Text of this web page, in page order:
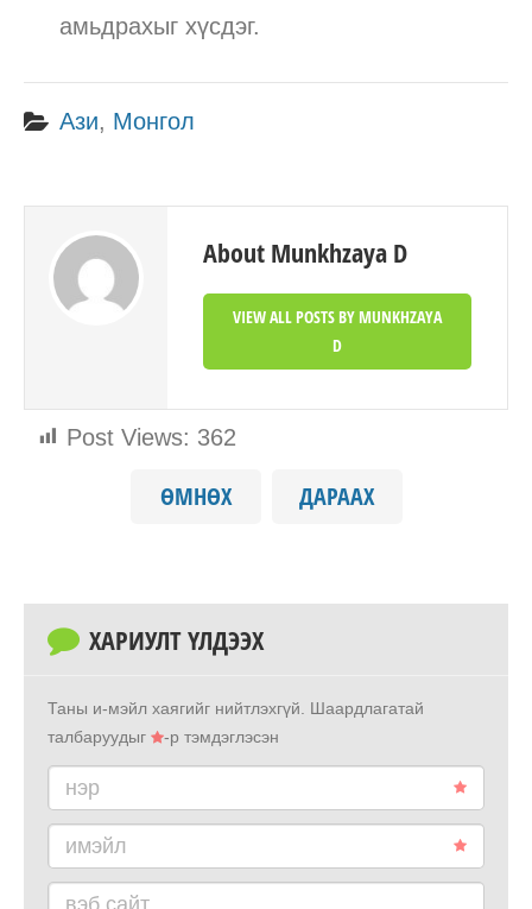
амьдрахыг хүсдэг.
Post Views: 362
Ази, Монгол
About Munkhzaya D
VIEW ALL POSTS BY MUNKHZAYA
D
ӨМНӨХ ДАРААХ
ХАРИУЛТ ҮЛДЭЭХ
Таны и-мэйл хаягийг нийтлэхгүй.
Шаардлагатай
талбаруудыг
-р тэмдэглэсэн
нэр
имэйл
вэб сайт